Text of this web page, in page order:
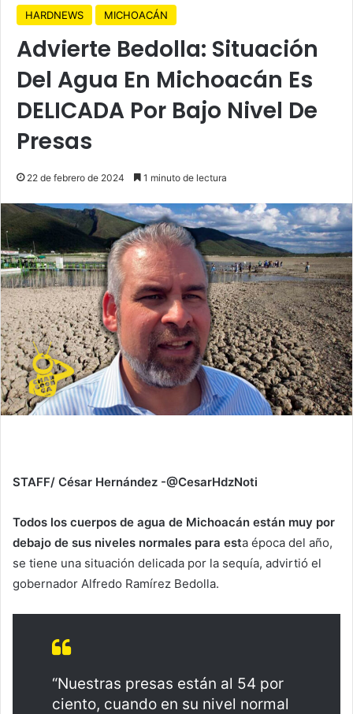
HARDNEWS MICHOACÁN
Advierte Bedolla: Situación
Del Agua En Michoacán Es
DELICADA Por Bajo Nivel De
Presas
22 de febrero de 2024 1 minuto de lectura
STAFF/ César Hernández -@CesarHdzNoti
Todos los cuerpos de agua de Michoacán están muy por
debajo de sus niveles normales para esta época del año,
se tiene una situación delicada por la sequía, advirtió el
gobernador Alfredo Ramírez Bedolla.
“Nuestras presas están al 54 por
ciento, cuando en su nivel normal